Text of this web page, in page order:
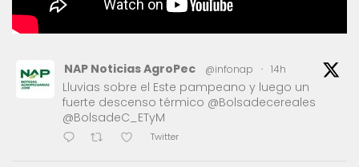
NAP Noticias AgroPec @infonap · 14h
Lluvias sobre el Este pampeano y luego un
fuerte descenso térmico @Bolsadecereales
@BolsadeC_ETyM
Twitter